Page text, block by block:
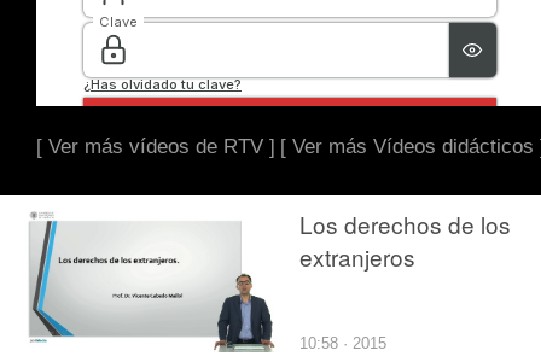
[ Ver más vídeos de RTV ] [ Ver más Vídeos didácticos
Los derechos de los
extranjeros
10:58 · 2015